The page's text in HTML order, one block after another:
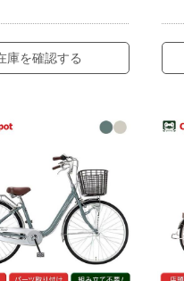
庫を確認する